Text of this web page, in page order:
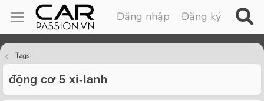
Đăng nhập Đăng ký
Tags
động cơ 5 xi-lanh